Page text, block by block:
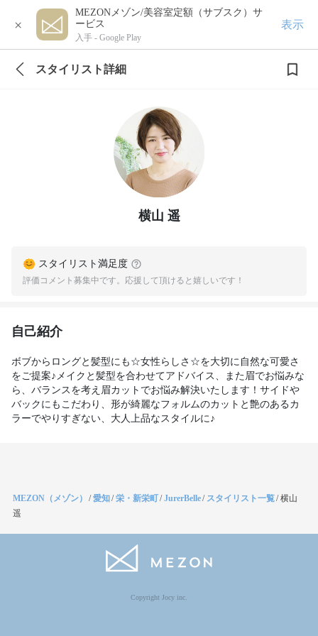
×
MEZONメゾン/美容室定額（サブスク）サ
ービス
入手 - Google Play
表示
スタイリスト詳細
横山 遥
スタイリスト満足度
評価コメント募集中です。応援して頂けると嬉しいです！
自己紹介
ボブからロングと髪型にも☆女性らしさ☆を大切に自然な可愛さ
をご提案♪メイクと髪型を合わせてアドバイス、また眉でお悩みな
ら、バランスを考え眉カットでお悩み解決いたします！サイドや
バックにもこだわり、形が綺麗なフォルムのカットと艶のあるカ
ラーでやりすぎない、大人上品なスタイルに♪
MEZON（メゾン） /愛知/栄・新栄町/JurerBelle/ スタイリスト一覧/横山
遥
Copyright Jocy inc.